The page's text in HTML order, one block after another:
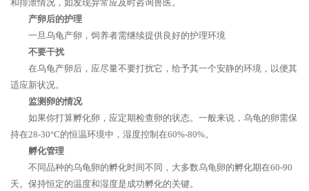
和排泄情况，如发现异常应及时咨询兽医。
产卵后的护理
一旦乌龟产卵，饲养者需继续提供良好的护理环境
不要干扰
在乌龟产卵后，应尽量不要打扰它，给予其一个安静的环境，以便其
适应新状况。
监测卵的情况
如果你打算孵化卵，应定期检查卵的状态。一般来说，乌龟的卵需保
持在28-30°C的恒温环境中，湿度控制在60%-80%。
孵化管理
不同品种的乌龟卵的孵化时间不同，大多数乌龟卵的孵化期在60-90
天。保持恒定的温度和湿度是成功孵化的关键。